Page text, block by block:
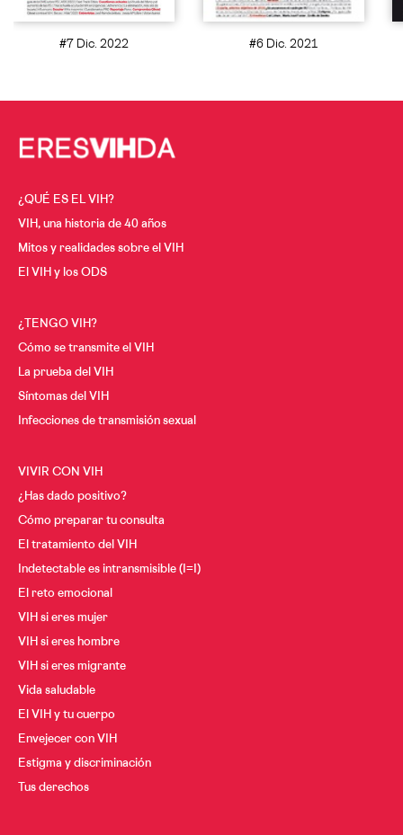
#7 Dic. 2022 #6 Dic. 2021
¿QUÉ ES EL VIH?
VIH, una historia de 40 años
Mitos y realidades sobre el VIH
El VIH y los ODS
¿TENGO VIH?
Cómo se transmite el VIH
La prueba del VIH
Síntomas del VIH
Infecciones de transmisión sexual
VIVIR CON VIH
¿Has dado positivo?
Cómo preparar tu consulta
El tratamiento del VIH
Indetectable es intransmisible (I=I)
El reto emocional
VIH si eres mujer
VIH si eres hombre
VIH si eres migrante
Vida saludable
El VIH y tu cuerpo
Envejecer con VIH
Estigma y discriminación
Tus derechos